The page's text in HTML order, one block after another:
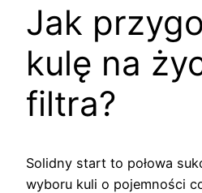
Jak
kulę na
filtra?
Solidny start to połowa
wyboru kuli o pojemności